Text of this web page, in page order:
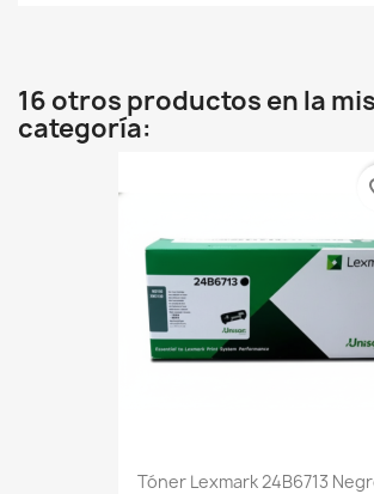
16 otros productos en la
categoría:
Tóner Lexmark 24B6713